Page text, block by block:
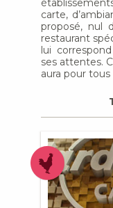
carte,
proposé, nul
restaurant
lui
ses attentes.
aura pour